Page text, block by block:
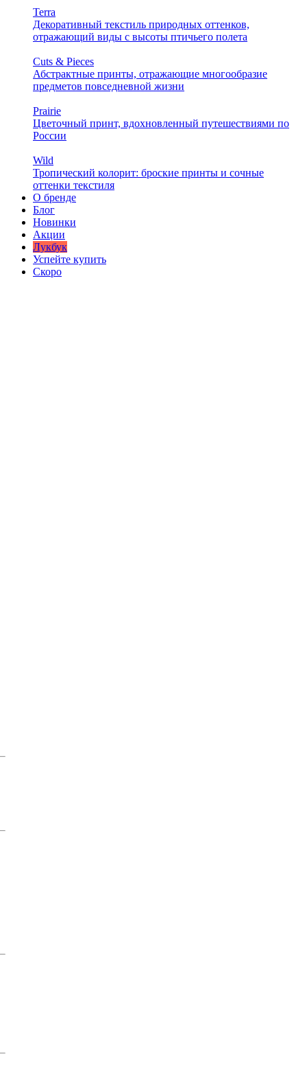
Terra
Декоративный текстиль природных оттенков,
отражающий виды с высоты птичьего полета
Cuts & Pieces
Абстрактные принты, отражающие многообразие
предметов повседневной жизни
Prairie
Цветочный принт, вдохновленный путешествиями по
России
Wild
Тропический колорит: броские принты и сочные
оттенки текстиля
О бренде
Блог
Новинки
Акции
Лукбук
Успейте купить
Скоро